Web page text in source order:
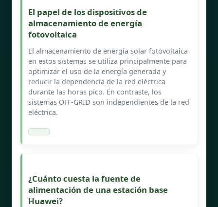
El papel de los dispositivos de
almacenamiento de energía
fotovoltaica
El almacenamiento de energía solar fotovoltaica
en estos sistemas se utiliza principalmente para
optimizar el uso de la energía generada y
reducir la dependencia de la red eléctrica
durante las horas pico. En contraste, los
sistemas OFF-GRID son independientes de la red
eléctrica.
¿Cuánto cuesta la fuente de
alimentación de una estación base
Huawei?